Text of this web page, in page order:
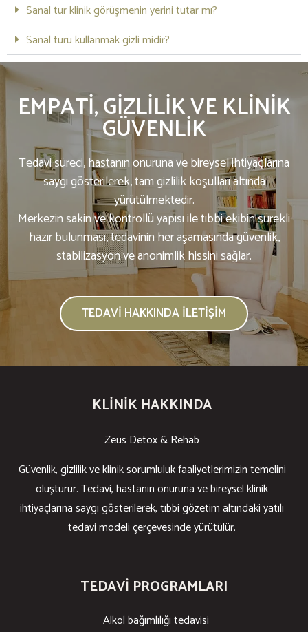
Sanal tur klinik görüşmenin yerini tutar mı?
Sanal turu kullanmak gizli midir?
EMPATI, GIZLILIK VE KLINIK
GÜVENLIK
Tedavi süreci, hastanın onuruna ve bireysel ihtiyaçlarına
saygı gösterilerek, tam gizlilik koşulları altında
yürütülmektedir.
Merkezin sakin ve kontrollü yapısı ile tıbbi ekibin sürekli
hazır bulunması, tedavinin her aşamasında güvenlik,
stabilizasyon ve anonimlik hissini sağlar.
TEDAVI HAKKINDA İLETIŞIM
KLINIK HAKKINDA
Zeus Detox & Rehab
Güvenlik, gizlilik ve klinik sorumluluk faaliyetlerimizin temelini
oluşturur. Tedavi, hastanın onuruna ve bireysel klinik
ihtiyaçlarına saygı gösterilerek, tıbbi gözetim altındaki yatılı
tedavi modeli çerçevesinde yürütülür.
TEDAVI PROGRAMLARI
Alkol bağımlılığı tedavisi